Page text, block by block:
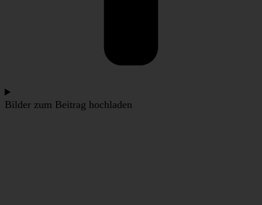
Bilder zum Beitrag hochladen